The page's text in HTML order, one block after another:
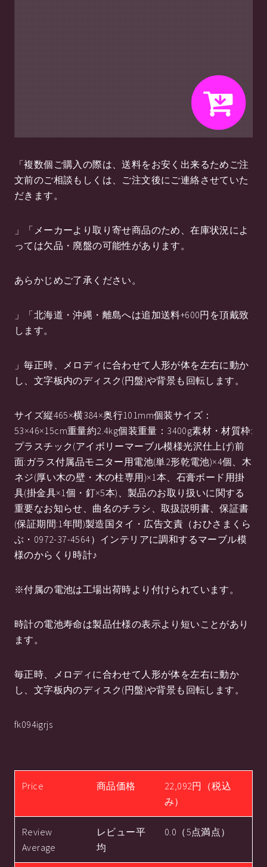
「複数個ご購入の際は、送料をお安く出来るためご注
文前のご相談もしくは、ご注文後にご連絡させていた
だきます。
」「メーカーより取り寄せ商品のため、在庫状況によ
っては欠品・廃盤の可能性があります。
あらかじめご了承ください。
」「北海道・沖縄・離島へは追加送料+600円を頂戴致
します。
」毎正時、メロディに合わせて人形が体を左右に動か
し、文字板内のディスク(円盤)や背景も回転します。
サイズ縦465×横384×奥行101mm個装サイズ：
53×46×15cm重量約2.4kg個装重量：3400g素材・材質枠:
プラスチック(アイボリーマーブル模様光沢仕上げ)前
面:ガラス付属品モニター用電池(単2形乾電池)×4個、木
ネジ(厚い木の壁・木の柱専用)×1本、石膏ボード用掛
具(掛金具×1個・釘×5本)、製品のお取り扱いに関する
重要なお知らせ、曲名のチラシ、取扱説明書、保証書
(保証期間:1年間)製造国タイ・広告文責（おひさまくら
ぶ・0972-37-4564）インテリアに調和するマーブル模
様のからくり時計♪
※付属の電池は工場出荷時より付けられています。
時計の電池寿命は製品仕様の表示より短いことがあり
ます。
毎正時、メロディに合わせて人形が体を左右に動か
し、文字板内のディスク(円盤)や背景も回転します。
fk094igrjs
Price 商品価格
22,092円（税込
み）
Review
Average
レビュー平
均
0.0（5点満点）